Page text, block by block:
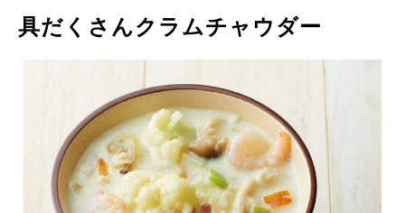
具だくさんクラムチャウダー